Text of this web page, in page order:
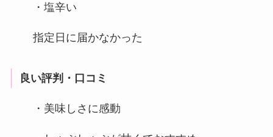
・塩辛い
指定日に届かなかった
良い評判・口コミ
・美味しさに感動